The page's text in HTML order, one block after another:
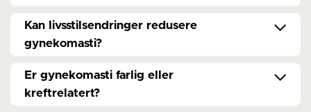
Kan livsstilsendringer redusere
gynekomasti?
Er gynekomasti farlig eller
kreftrelatert?